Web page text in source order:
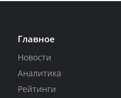
Главное
Новости
Аналитика
Рейтинги